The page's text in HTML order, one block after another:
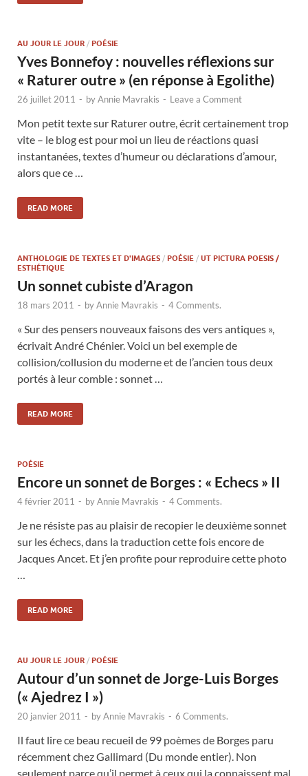
AU JOUR LE JOUR / POÉSIE
Yves Bonnefoy : nouvelles réflexions sur
« Raturer outre » (en réponse à Egolithe)
26 juillet 2011 - byAnnie Mavrakis - Leave a Comment
Mon petit texte sur Raturer outre, écrit certainement trop
vite – le blog est pour moi un lieu de réactions quasi
instantanées, textes d’humeur ou déclarations d’amour,
alors que ce …
READ MORE
ANTHOLOGIE DE TEXTES ET D'IMAGES / POÉSIE / UT PICTURA POESIS /
ESTHÉTIQUE
Un sonnet cubiste d’Aragon
18 mars 2011 - byAnnie Mavrakis - 4 Comments.
« Sur des pensers nouveaux faisons des vers antiques »,
écrivait André Chénier. Voici un bel exemple de
collision/collusion du moderne et de l’ancien tous deux
portés à leur comble : sonnet …
READ MORE
POÉSIE
Encore un sonnet de Borges : « Echecs » II
4 février 2011 - byAnnie Mavrakis - 4 Comments.
Je ne résiste pas au plaisir de recopier le deuxième sonnet
sur les échecs, dans la traduction cette fois encore de
Jacques Ancet. Et j’en profite pour reproduire cette photo
…
READ MORE
AU JOUR LE JOUR / POÉSIE
Autour d’un sonnet de Jorge-Luis Borges
(« Ajedrez I »)
20 janvier 2011 - byAnnie Mavrakis - 6 Comments.
Il faut lire ce beau recueil de 99 poèmes de Borges paru
récemment chez Gallimard (Du monde entier). Non
seulement parce qu’il permet à ceux qui la connaissent mal